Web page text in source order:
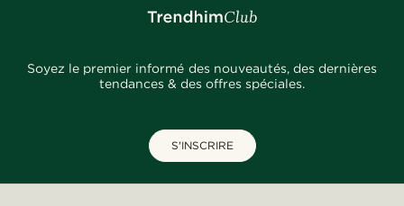
Soyez le premier informé des nouveautés, des dernières
tendances & des offres spéciales.
S'INSCRIRE